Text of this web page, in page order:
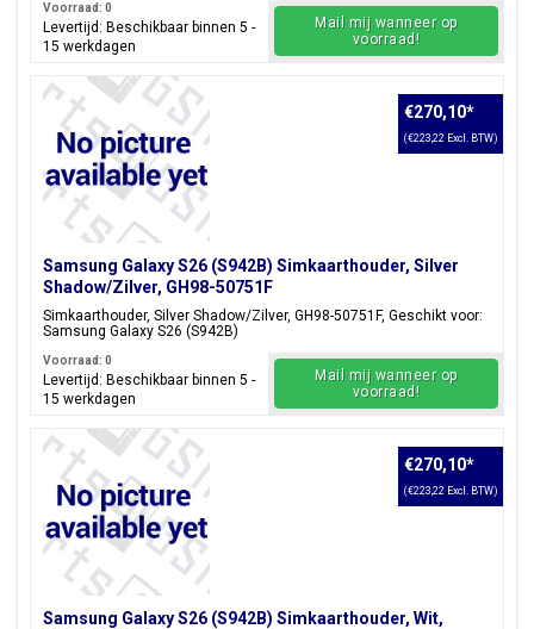
Voorraad: 0
Levertijd: Beschikbaar binnen 5 -
15 werkdagen
Mail mij wanneer op
voorraad!
Samsung Galaxy S26 (S942B) Simkaarthouder, Silver
Shadow/Zilver, GH98-50751F
Simkaarthouder, Silver Shadow/Zilver, GH98-50751F, Geschikt voor:
Samsung Galaxy S26 (S942B)
€270,10*
(€223,22 Excl. BTW)
Voorraad: 0
Levertijd: Beschikbaar binnen 5 -
15 werkdagen
Mail mij wanneer op
voorraad!
Samsung Galaxy S26 (S942B) Simkaarthouder, Wit,
€270,10*
(€223,22 Excl. BTW)